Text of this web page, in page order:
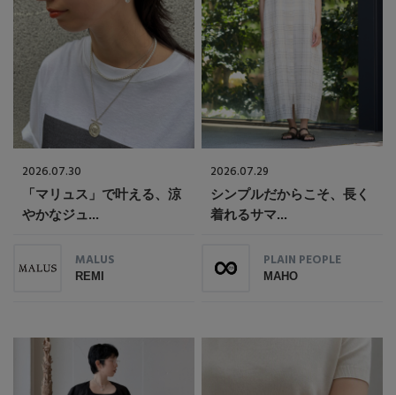
2026.07.30
「マリュス」で叶える、涼
やかなジュ...
MALUS
REMI
2026.07.29
シンプルだからこそ、長く
着れるサマ...
PLAIN PEOPLE
MAHO